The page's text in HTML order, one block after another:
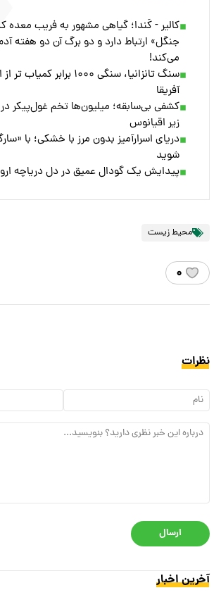
کالیر - کَندا؛ گیاهی مشهور به فریب معده
جنگل» ارتباط دارد و دو برگ آن دو هفته
می‌کند!
سنگ تانزانیا، سنگی ۱۰۰۰ برابر
آفریقا
کشفی بی‌سابقه؛ میلیون‌ها تخم غول‌پیکر
زیر اقیانوس
دریای اسرارآمیز بدون مرز با خشکی؛ با
شوید
پیدایش یک گودال عمیق در دل دریاچه
محیط زیست
۰
نظرات
ارسال
آخرین اخبار